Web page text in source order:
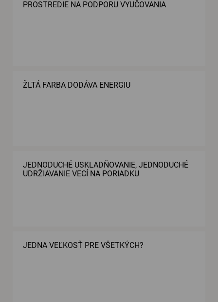
PROSTREDIE NA PODPORU VYUČOVANIA
ŽLTÁ FARBA DODÁVA ENERGIU
JEDNODUCHÉ USKLADŇOVANIE, JEDNODUCHÉ
UDRŽIAVANIE VECÍ NA PORIADKU
JEDNA VEĽKOSŤ PRE VŠETKÝCH?